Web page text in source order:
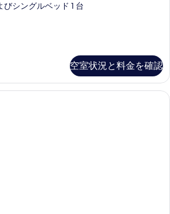
びシングルベッド 1 台
空室状況と料金を確認